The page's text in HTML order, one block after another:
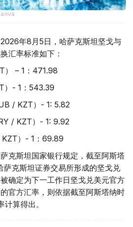
年8月5日，哈萨克斯坦坚戈与
汇率标准如下：
） – 1：471.98
）- 1：543.39
/ KZT）- 1: 5.82
/ KZT）- 1: 9.92
）- 1：69.89
克斯坦国家银行规定，截至阿斯塔
萨克斯坦证券交易所形成的坚戈兑
确定为下一工作日坚戈兑美元官方
官方汇率，则依据截至阿斯塔纳时
算得出。